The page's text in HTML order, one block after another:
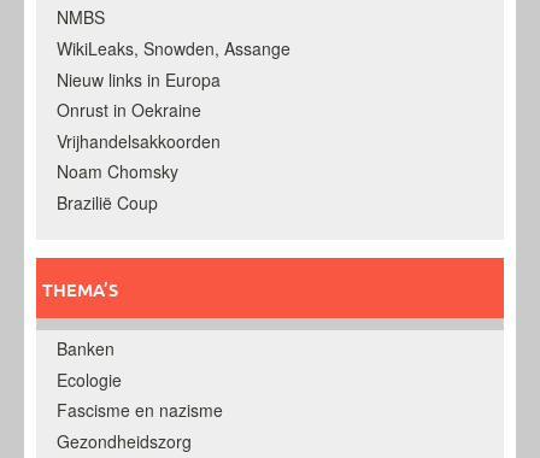
NMBS
WikiLeaks, Snowden, Assange
Nieuw links in Europa
Onrust in Oekraine
Vrijhandelsakkoorden
Noam Chomsky
Brazilië Coup
THEMA’S
Banken
Ecologie
Fascisme en nazisme
Gezondheidszorg